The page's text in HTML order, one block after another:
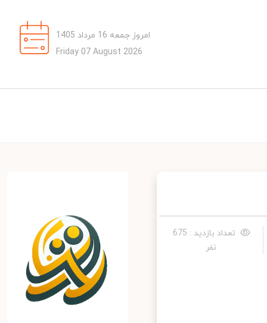
امروز جمعه 16 مرداد 1405
Friday 07 August 2026
تعداد بازدید : 675
نفر